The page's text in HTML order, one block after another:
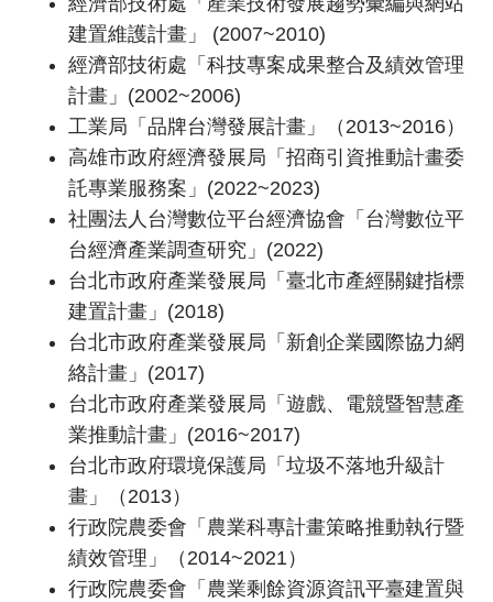
建置維護計畫」 (2007~2010)
經濟部技術處「科技專案成果整合及績效管理
計畫」(2002~2006)
工業局「品牌台灣發展計畫」（2013~2016）
高雄市政府經濟發展局「招商引資推動計畫委
託專業服務案」(2022~2023)
社團法人台灣數位平台經濟協會「台灣數位平
台經濟產業調查研究」(2022)
台北市政府產業發展局「臺北市產經關鍵指標
建置計畫」(2018)
台北市政府產業發展局「新創企業國際協力網
絡計畫」(2017)
台北市政府產業發展局「遊戲、電競暨智慧產
業推動計畫」(2016~2017)
台北市政府環境保護局「垃圾不落地升級計
畫」（2013）
行政院農委會「農業科專計畫策略推動執行暨
績效管理」（2014~2021）
行政院農委會「農業剩餘資源資訊平臺建置與